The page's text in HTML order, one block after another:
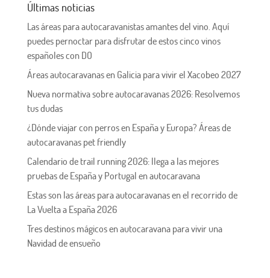
Últimas noticias
Las áreas para autocaravanistas amantes del vino. Aquí
puedes pernoctar para disfrutar de estos cinco vinos
españoles con DO
Áreas autocaravanas en Galicia para vivir el Xacobeo 2027
Nueva normativa sobre autocaravanas 2026: Resolvemos
tus dudas
¿Dónde viajar con perros en España y Europa? Áreas de
autocaravanas pet friendly
Calendario de trail running 2026: llega a las mejores
pruebas de España y Portugal en autocaravana
Estas son las áreas para autocaravanas en el recorrido de
La Vuelta a España 2026
Tres destinos mágicos en autocaravana para vivir una
Navidad de ensueño